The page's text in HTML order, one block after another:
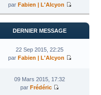
par Fabien | L'Alcyon
DERNIER MESSAGE
22 Sep 2015, 22:25
par Fabien | L'Alcyon
09 Mars 2015, 17:32
par Frédéric